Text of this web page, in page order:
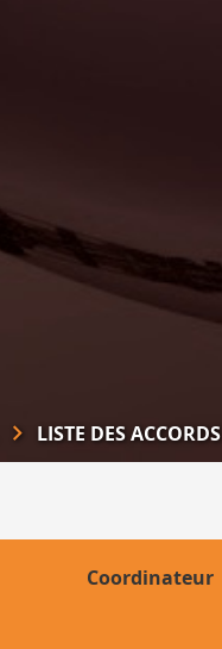
LISTE DES ACCORDS
Coordinateur